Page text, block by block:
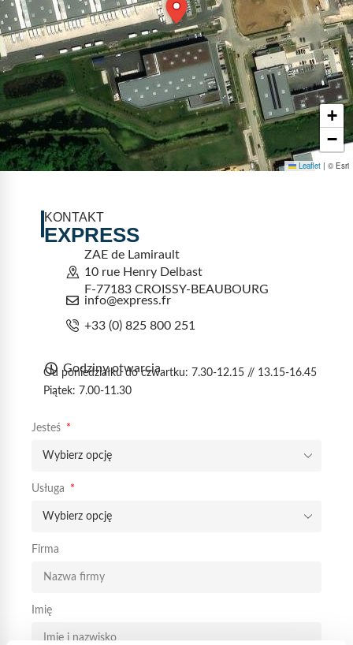
+
−
Leaflet | © Esri
KONTAKT
EXPRESS
ZAE de Lamirault
10 rue Henry Delbast
F-77183 CROISSY-BEAUBOURG
info@express.fr
+33 (0) 825 800 251
Godziny otwarcia
Od poniedziałku do czwartku: 7.30-12.15 // 13.15-16.45
Piątek: 7.00-11.30
Jesteś
Usługa
Firma
Imię